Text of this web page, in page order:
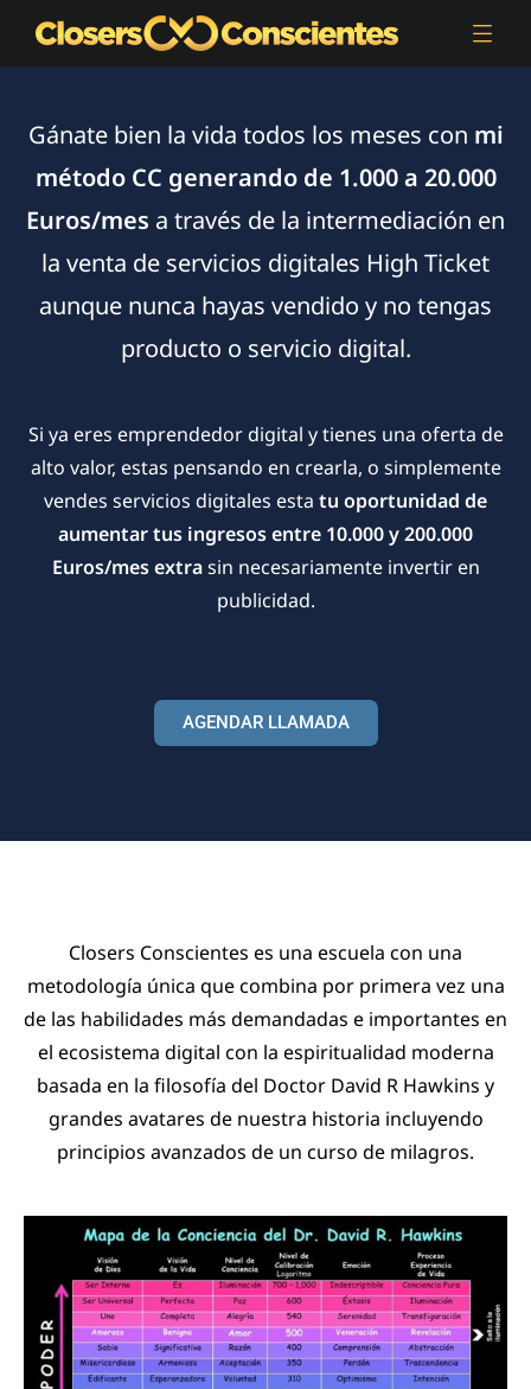
Gánate bien la vida todos los meses con mi
método CC generando de 1.000 a 20.000
Euros/mes a través de la intermediación en
la venta de servicios digitales High Ticket
aunque nunca hayas vendido y no tengas
producto o servicio digital.
Si ya eres emprendedor digital y tienes una oferta de
alto valor, estas pensando en crearla, o simplemente
vendes servicios digitales esta tu oportunidad de
aumentar tus ingresos entre 10.000 y 200.000
Euros/mes extrasin necesariamente invertir en
publicidad.
AGENDAR LLAMADA
Closers Conscientes es una escuela con una
metodología única que combina por primera vez una
de las habilidades más demandadas e importantes en
el ecosistema digital con la espiritualidad moderna
basada en la filosofía del Doctor David R Hawkins y
grandes avatares de nuestra historia incluyendo
principios avanzados de un curso de milagros.